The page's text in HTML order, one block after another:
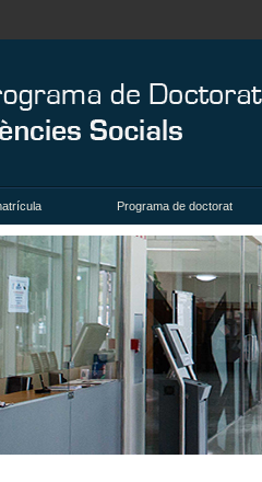
Programa de doctorat